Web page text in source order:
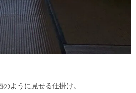
のように見せる仕掛け。